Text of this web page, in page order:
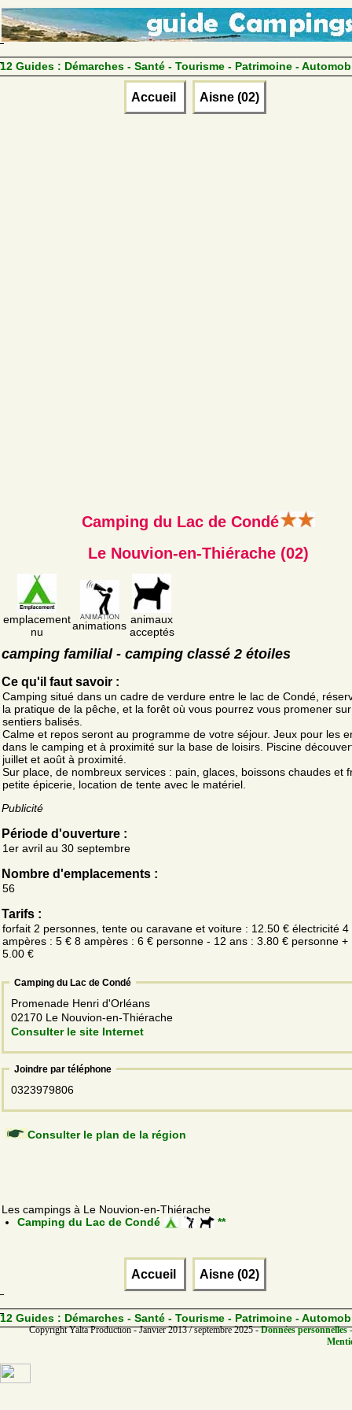
12 Guides : Démarches - Santé - Tourisme - Patrimoine -
Accueil Aisne (02)
Camping du Lac de Condé
Le Nouvion-en-Thiérache (02)
emplacement
nu
animations animaux
acceptés
camping familial - camping classé 2 étoiles
Ce qu'il faut savoir :
Camping situé dans un cadre de verdure entre le lac de Condé,
la pratique de la pêche, et la forêt où vous pourrez vous promener
sentiers balisés.
Calme et repos seront au programme de votre séjour. Jeux pour les
dans le camping et à proximité sur la base de loisirs. Piscine
juillet et août à proximité.
Sur place, de nombreux services : pain, glaces, boissons chaudes et
petite épicerie, location de tente avec le matériel.
Publicité
Période d'ouverture :
1er avril au 30 septembre
Nombre d'emplacements :
56
Tarifs :
forfait 2 personnes, tente ou caravane et voiture : 12.50 € électricité 4
ampères : 5 € 8 ampères : 6 € personne - 12 ans : 3.80 € personne +
5.00 €
Camping du Lac de Condé
Promenade Henri d'Orléans
02170 Le Nouvion-en-Thiérache
Consulter le site Internet
Joindre par téléphone
0323979806
Consulter le plan de la région
Les campings à Le Nouvion-en-Thiérache
Camping du Lac de Condé
**
Accueil Aisne (02)
12 Guides : Démarches - Santé - Tourisme - Patrimoine -
Copyright Yalta Production - Janvier 2013 / septembre 2025 -Données personnelles